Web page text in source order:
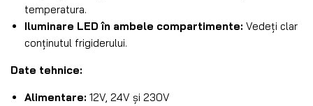
temperatura.
Iluminare LED în ambele compartimente: Vedeți clar
conținutul frigiderului.
Date tehnice:
Alimentare: 12V, 24V și 230V